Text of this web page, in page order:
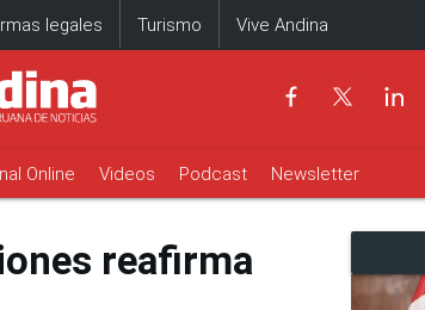
legales Turismo Vive Andina
Online Videos Podcast Newsletter
reafirma